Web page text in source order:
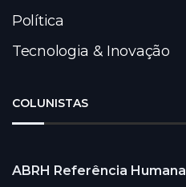
Política
Tecnologia & Inovação
COLUNISTAS
ABRH Referência Humana